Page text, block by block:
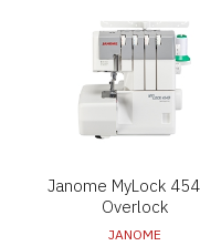
Janome MyLock
Overlock
JANOME